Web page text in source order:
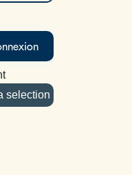
à la selection